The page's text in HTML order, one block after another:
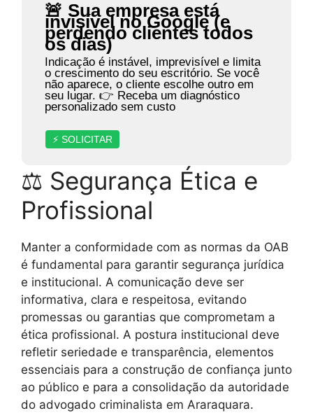
🚨 Sua empresa está
invisível no Google (e
perdendo clientes todos
os dias)
Indicação é instável, imprevisível e limita
o crescimento do seu escritório. Se você
não aparece, o cliente escolhe outro em
seu lugar. 👉 Receba um diagnóstico
personalizado sem custo
⚡ SOLICITAR
⚖ Segurança Ética e
Profissional
Manter a conformidade com as normas da OAB
é fundamental para garantir segurança jurídica
e institucional. A comunicação deve ser
informativa, clara e respeitosa, evitando
promessas ou garantias que comprometam a
ética profissional. A postura institucional deve
refletir seriedade e transparência, elementos
essenciais para a construção de confiança junto
ao público e para a consolidação da autoridade
do advogado criminalista em Araraquara.